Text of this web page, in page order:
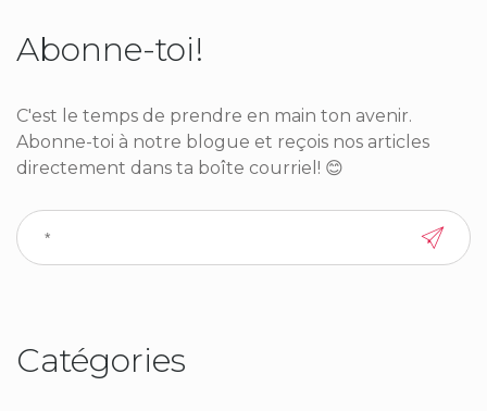
Abonne-toi!
C'est le temps de prendre en main ton avenir.
Abonne-toi à notre blogue et reçois nos articles
directement dans ta boîte courriel! 😊
Catégories